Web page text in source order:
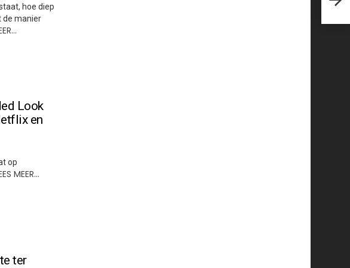
hoe diep
de manier
Look
en
op
MEER…
ter